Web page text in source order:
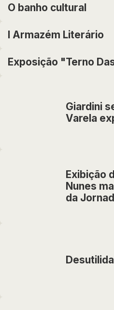
O banho cultural
I Armazém Literário
Exposição "Terno
Giardini
Varela
Exibição
Nunes
da